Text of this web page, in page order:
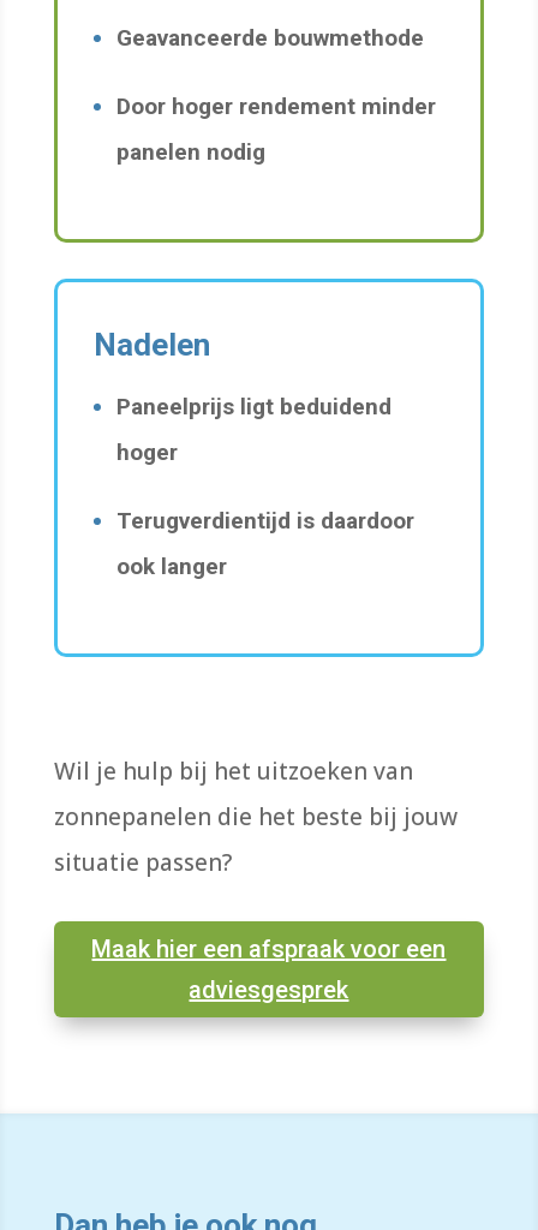
Geavanceerde bouwmethode
Door hoger rendement minder
panelen nodig
Nadelen
Paneelprijs ligt beduidend
hoger
Terugverdientijd is daardoor
ook langer
Wil je hulp bij het uitzoeken van
zonnepanelen die het beste bij jouw
situatie passen?
Maak hier een afspraak voor een
adviesgesprek